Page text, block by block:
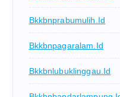
Bkkbnprabumulih.id
Bkkbnpagaralam.id
Bkkbnlubuklinggau.id